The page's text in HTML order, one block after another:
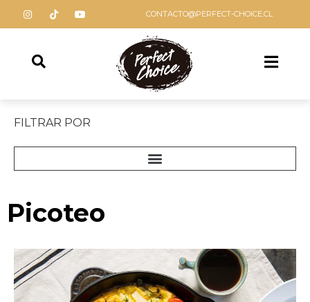
CONTACTO@PERFECT-CHOICE.CL
Picoteo
FILTRAR POR